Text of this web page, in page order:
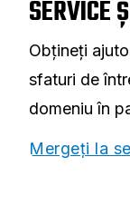
SERVICE
Obțineți
sfaturi de
domeniu în
Mergeți la